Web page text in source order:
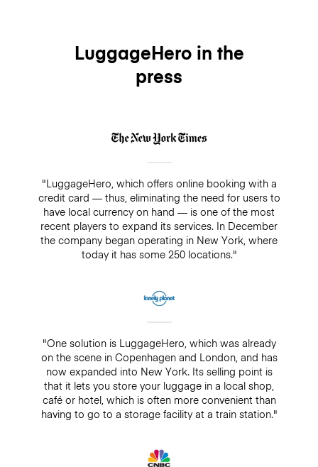
LuggageHero in the
press
"LuggageHero, which offers online booking with a
credit card — thus, eliminating the need for users to
have local currency on hand — is one of the most
recent players to expand its services. In December
the company began operating in New York, where
today it has some 250 locations."
"One solution is LuggageHero, which was already
on the scene in Copenhagen and London, and has
now expanded into New York. Its selling point is
that it lets you store your luggage in a local shop,
café or hotel, which is often more convenient than
having to go to a storage facility at a train station."